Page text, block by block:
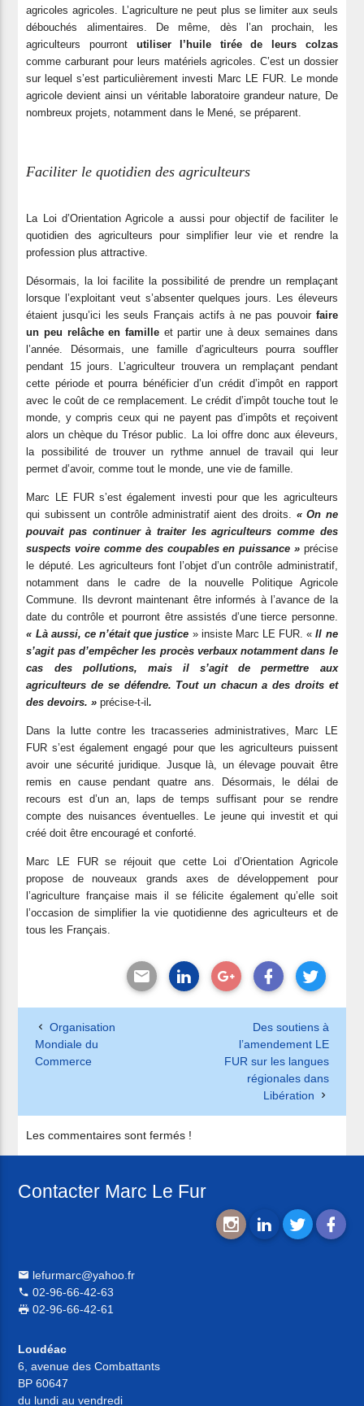
agricoles agricoles. L’agriculture ne peut plus se limiter aux seuls
débouchés alimentaires. De même, dès l’an prochain, les
agriculteurs pourront utiliser l’huile tirée de leurs colzas
comme carburant pour leurs matériels agricoles. C’est un dossier
sur lequel s’est particulièrement investi Marc LE FUR. Le monde
agricole devient ainsi un véritable laboratoire grandeur nature, De
nombreux projets, notamment dans le Mené, se préparent.
Faciliter le quotidien des agriculteurs
La Loi d’Orientation Agricole a aussi pour objectif de faciliter le
quotidien des agriculteurs pour simplifier leur vie et rendre la
profession plus attractive.
Désormais, la loi facilite la possibilité de prendre un remplaçant
lorsque l’exploitant veut s’absenter quelques jours. Les éleveurs
étaient jusqu’ici les seuls Français actifs à ne pas pouvoir faire
un peu relâche en famille et partir une à deux semaines dans
l’année. Désormais, une famille d’agriculteurs pourra souffler
pendant 15 jours. L’agriculteur trouvera un remplaçant pendant
cette période et pourra bénéficier d’un crédit d’impôt en rapport
avec le coût de ce remplacement. Le crédit d’impôt touche tout le
monde, y compris ceux qui ne payent pas d’impôts et reçoivent
alors un chèque du Trésor public. La loi offre donc aux éleveurs,
la possibilité de trouver un rythme annuel de travail qui leur
permet d’avoir, comme tout le monde, une vie de famille.
Marc LE FUR s’est également investi pour que les agriculteurs
qui subissent un contrôle administratif aient des droits. « On ne
pouvait pas continuer à traiter les agriculteurs comme des
suspects voire comme des coupables en puissance »précise
le député. Les agriculteurs font l’objet d’un contrôle administratif,
notamment dans le cadre de la nouvelle Politique Agricole
Commune. Ils devront maintenant être informés à l’avance de la
date du contrôle et pourront être assistés d’une tierce personne.
« Là aussi, ce n’était que justice » insiste Marc LE FUR. «Il ne
s’agit pas d’empêcher les procès verbaux notamment dans le
cas des pollutions, mais il s’agit de permettre aux
agriculteurs de se défendre. Tout un chacun a des droits et
des devoirs. » précise-t-il.
Dans la lutte contre les tracasseries administratives, Marc LE
FUR s’est également engagé pour que les agriculteurs puissent
avoir une sécurité juridique. Jusque là, un élevage pouvait être
remis en cause pendant quatre ans. Désormais, le délai de
recours est d’un an, laps de temps suffisant pour se rendre
compte des nuisances éventuelles. Le jeune qui investit et qui
créé doit être encouragé et conforté.
Marc LE FUR se réjouit que cette Loi d’Orientation Agricole
propose de nouveaux grands axes de développement pour
l’agriculture française mais il se félicite également qu’elle soit
l’occasion de simplifier la vie quotidienne des agriculteurs et de
tous les Français.
Organisation
Mondiale du
Commerce
Des soutiens à
l’amendement LE
FUR sur les langues
régionales dans
Libération
Les commentaires sont fermés !
Contacter Marc Le Fur
lefurmarc@yahoo.fr
02-96-66-42-63
02-96-66-42-61
Loudéac
6, avenue des Combattants
BP 60647
du lundi au vendredi